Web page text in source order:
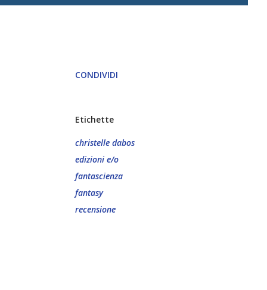
CONDIVIDI
Etichette
christelle dabos
edizioni e/o
fantascienza
fantasy
recensione